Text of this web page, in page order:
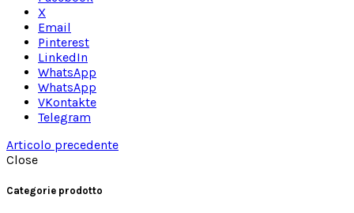
X
Email
Pinterest
LinkedIn
WhatsApp
WhatsApp
VKontakte
Telegram
Articolo precedente
Close
Categorie prodotto